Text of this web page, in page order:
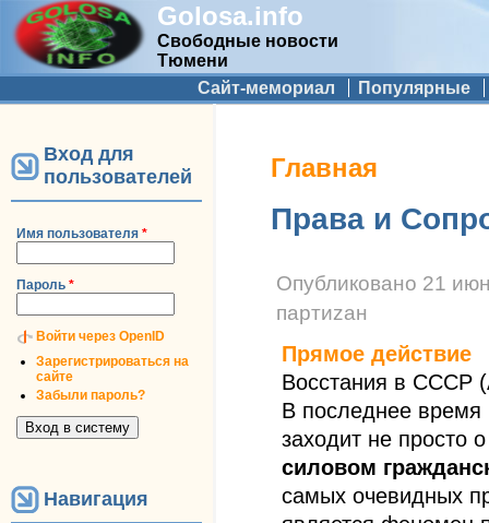
Golosa.info
Свободные новости
Тюмени
Дополнительное меню
Сайт-мемориал Популярные
Вход для
пользователей
Имя пользователя *
Пароль *
Войти через OpenID
Зарегистрироваться на
сайте
Забыли пароль?
Навигация
Вы здесь
Главная
Права и
Опубликовано 21
партиzан
Прямое действие
Восстания в СССР
В последнее время
заходит не просто
силовом
самых очевидных